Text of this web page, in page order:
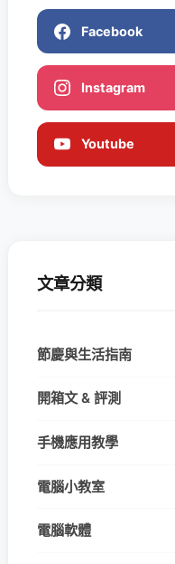
Facebook
Instagram
Youtube
文章分類
節慶與生活指南
開箱文 & 評測
手機應用教學
電腦小教室
電腦軟體